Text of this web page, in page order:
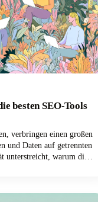
besten SEO-Tools
verbringen einen großen
und Daten auf getrennten
unterstreicht, warum die